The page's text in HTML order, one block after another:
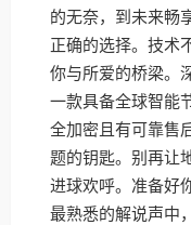
的无奈，到未来畅
正确的选择。技术
你与所爱的桥梁。
一款具备全球智能
全加密且有可靠售
题的钥匙。别再让
进球欢呼。准备好
最熟悉的解说声中